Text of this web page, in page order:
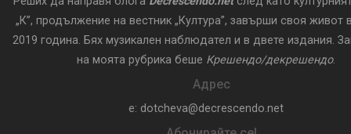
„К”, продължение на вестник „Култура”, завърши своя живот
2019 година. Бях музикален наблюдател и в двете издания.
на моята рубрика беше Крешендо/декрешендо.
Адрес
e: dotcheva@decrescendo.net